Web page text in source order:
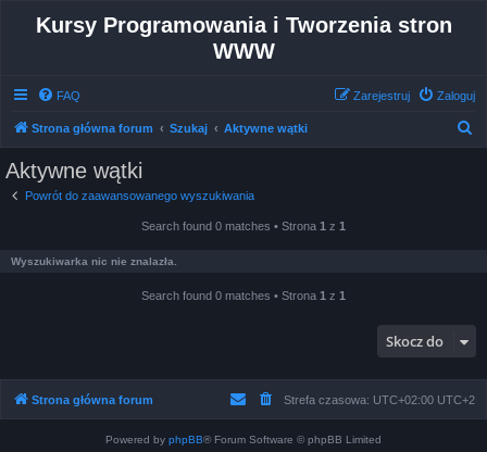
Kursy Programowania i Tworzenia stron
WWW
FAQ Zaloguj
Zarejestruj
Strona główna forum Szukaj Aktywne wątki
Aktywne wątki
Powrót do zaawansowanego wyszukiwania
Search found 0 matches • Strona 1 z 1
Wyszukiwarka nic nie znalazła.
Search found 0 matches • Strona 1 z 1
Skocz do
Strona główna forum Strefa czasowa: UTC+02:00 UTC+2
Powered by phpBB® Forum Software © phpBB Limited